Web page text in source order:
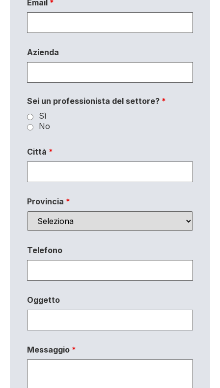
Email *
Azienda
Sei un professionista del settore? *
Sì
No
Città *
Provincia *
Telefono
Oggetto
Messaggio *